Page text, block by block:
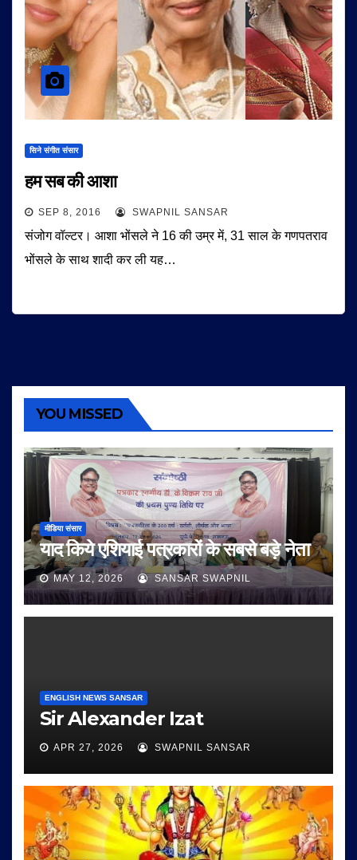
सिने संगीत संसार
हम सब की आशा
SEP 8, 2016 SWAPNIL SANSAR
संजोग वॉल्टर। आशा भोंसले ने 16 की उम्र में, 31 साल के गणपतराव
भोंसले के साथ शादी कर ली यह…
YOU MISSED
मीडिया संसार
याद किये एशियाई पत्रकारों के सबसे बड़े नेता
MAY 12, 2026 SANSAR SWAPNIL
ENGLISH NEWS SANSAR
Sir Alexander Izat
APR 27, 2026 SWAPNIL SANSAR